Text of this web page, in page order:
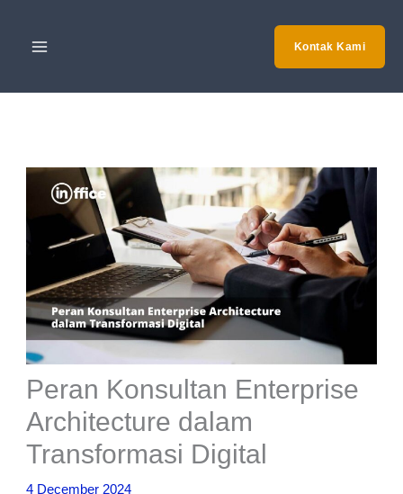
Kontak Kami
Peran Konsultan Enterprise
Architecture dalam
Transformasi Digital
4 December 2024